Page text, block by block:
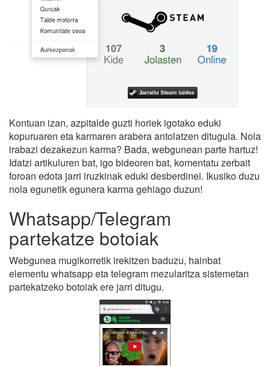
Kontuan izan, azpitalde guzti horiek igotako eduki
kopuruaren eta karmaren arabera antolatzen ditugula. Nola
irabazi dezakezun karma? Bada, webgunean parte hartuz!
Idatzi artikuluren bat, igo bideoren bat, komentatu zerbait
foroan edota jarri iruzkinak eduki desberdinei. Ikusiko duzu
nola egunetik egunera karma gehiago duzun!
Whatsapp/Telegram
partekatze botoiak
Webgunea mugikorretik irekitzen baduzu, hainbat
elementu whatsapp eta telegram mezularitza sistemetan
partekatzeko botoiak ere jarri ditugu.